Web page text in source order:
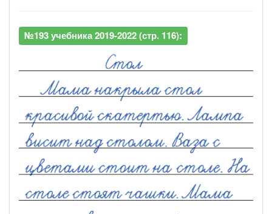
№193 учебника 2019-2022 (стр. 116):